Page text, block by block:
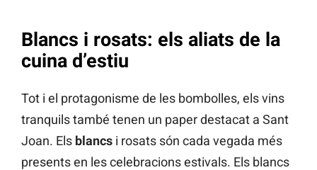
Blancs i rosats: els aliats de la
cuina d’estiu
Tot i el protagonisme de les bombolles, els vins
tranquils també tenen un paper destacat a Sant
Joan. Els blancs i rosats són cada vegada més
presents en les celebracions estivals. Els blancs